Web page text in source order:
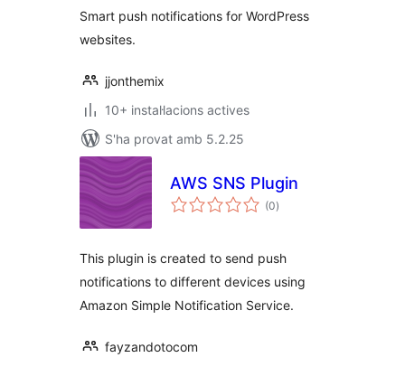
Smart push notifications for WordPress
websites.
jjonthemix
10+ instal·lacions actives
S'ha provat amb 5.2.25
AWS SNS Plugin
(0puntuacions
totals
)
This plugin is created to send push
notifications to different devices using
Amazon Simple Notification Service.
fayzandotocom